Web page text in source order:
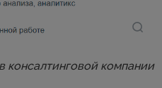
консалтинговой компании